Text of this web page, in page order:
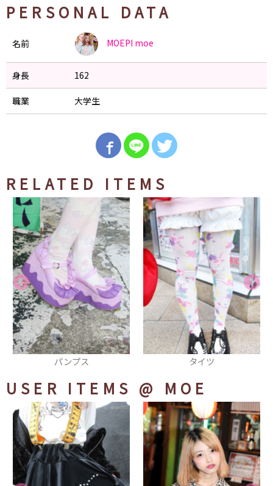
PERSONAL DATA
名前 MOEPI moe
身長 162
職業 大学生
RELATED ITEMS
タイツ MA-1
USER ITEMS @ MOE